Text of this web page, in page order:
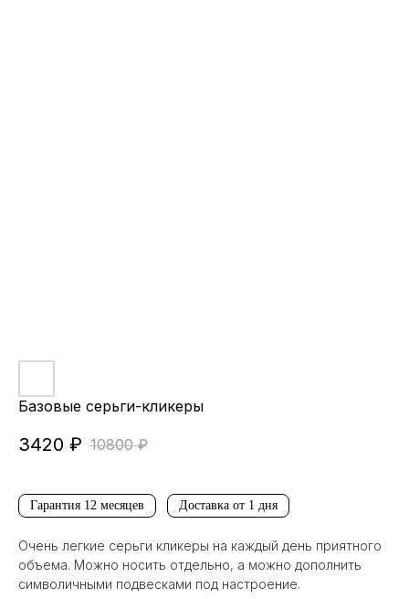
Базовые серьги-кликеры
3420 ₽ 10800 ₽
Гарантия 12 месяцев Доставка от 1 дня
Очень легкие серьги кликеры на каждый день приятного
объема. Можно носить отдельно, а можно дополнить
символичными подвесками под настроение.